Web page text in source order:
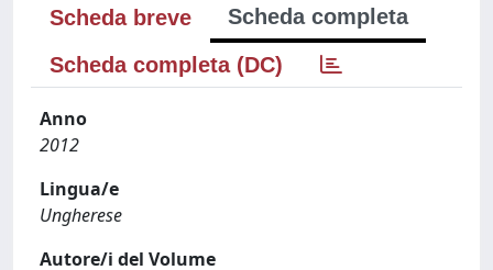
Scheda breve
Scheda completa
Scheda completa (DC)
Anno
2012
Lingua/e
Ungherese
Autore/i del Volume